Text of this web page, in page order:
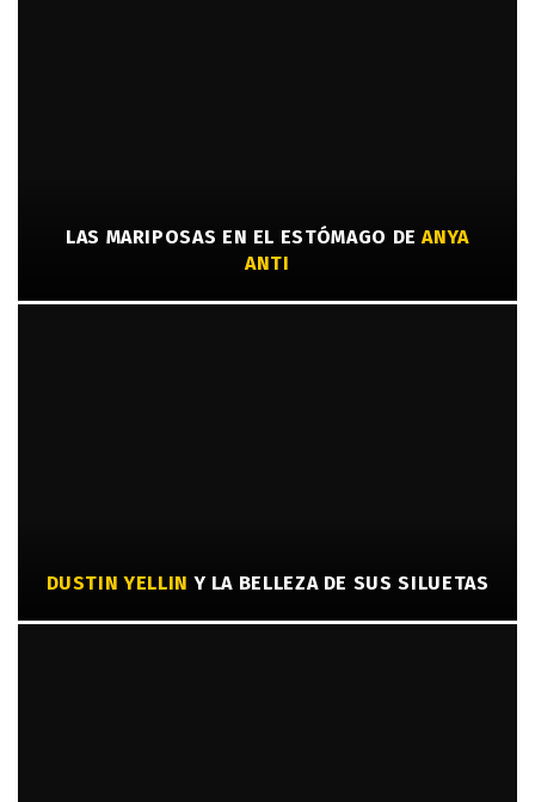
LAS MARIPOSAS EN EL ESTÓMAGO DEANYA
ANTI
DUSTIN YELLIN Y LA BELLEZA DE SUS SILUETAS